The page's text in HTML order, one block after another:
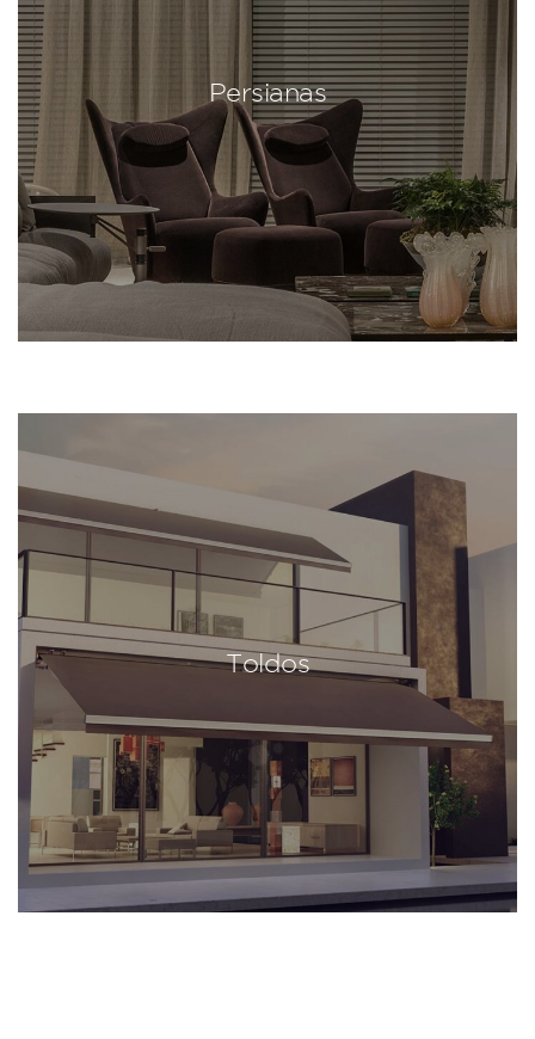
Persianas
Toldos